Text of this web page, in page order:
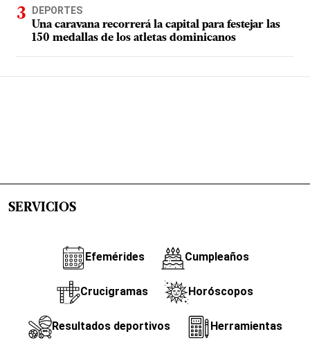
DEPORTES
Una caravana recorrerá la capital para festejar las
150 medallas de los atletas dominicanos
SERVICIOS
Efemérides Cumpleaños
Crucigramas Horóscopos
Resultados deportivos Herramientas